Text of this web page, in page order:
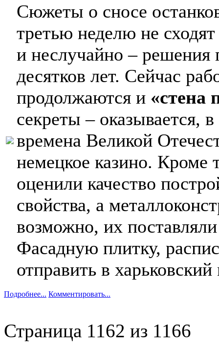
Сюжеты о сносе
третью неделю не
и неслучайно – решения
десятков лет. Сейчас
продолжаются и «стена
секреты – оказывается,
времена Великой
немецкое казино. Кроме
оценили качество
свойства, а
возможно, их
Фасадную плитку,
отправить в
Подробнее... Комментировать...
Страница 1162 из 1166